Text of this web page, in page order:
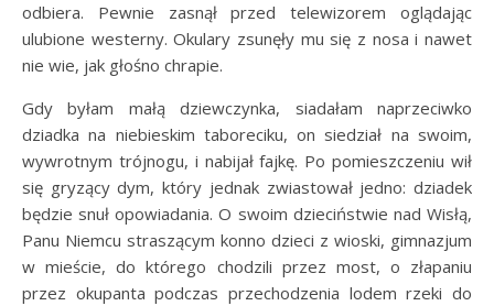
odbiera. Pewnie zasnął przed telewizorem oglądając
ulubione westerny. Okulary zsunęły mu się z nosa i nawet
nie wie, jak głośno chrapie.
Gdy byłam małą dziewczynka, siadałam naprzeciwko
dziadka na niebieskim taboreciku, on siedział na swoim,
wywrotnym trójnogu, i nabijał fajkę. Po pomieszczeniu wił
się gryzący dym, który jednak zwiastował jedno: dziadek
będzie snuł opowiadania. O swoim dzieciństwie nad Wisłą,
Panu Niemcu straszącym konno dzieci z wioski, gimnazjum
w mieście, do którego chodzili przez most, o złapaniu
przez okupanta podczas przechodzenia lodem rzeki do